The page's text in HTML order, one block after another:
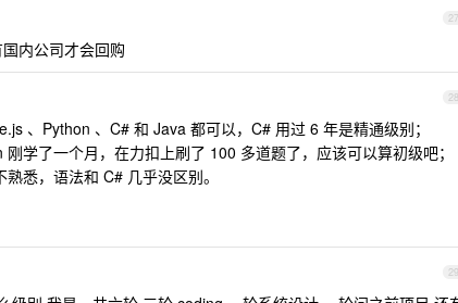
27
内公司才会回购
28
、Python 、C# 和 Java 都可以，C# 用过 6 年是精通级别；
学了一个月，在力扣上刷了 100 多道题了，应该可以算初级吧；
悉，语法和 C# 几乎没区别。
29